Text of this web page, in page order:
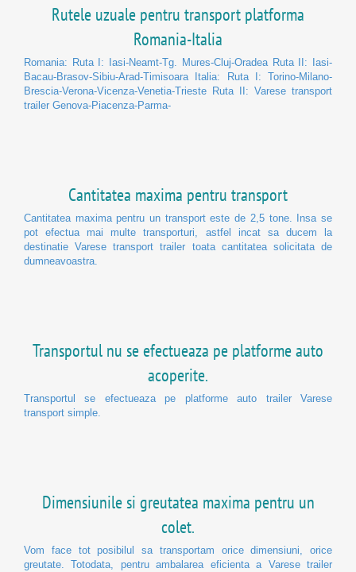
Rutele uzuale pentru transport platforma
Romania-Italia
Romania: Ruta I: Iasi-Neamt-Tg. Mures-Cluj-Oradea Ruta II: Iasi-
Bacau-Brasov-Sibiu-Arad-Timisoara Italia: Ruta I: Torino-Milano-
Brescia-Verona-Vicenza-Venetia-Trieste Ruta II: Varese transport
trailer Genova-Piacenza-Parma-
Cantitatea maxima pentru transport
Cantitatea maxima pentru un transport este de 2,5 tone. Insa se
pot efectua mai multe transporturi, astfel incat sa ducem la
destinatie Varese transport trailer toata cantitatea solicitata de
dumneavoastra.
Transportul nu se efectueaza pe platforme auto
acoperite.
Transportul se efectueaza pe platforme auto trailer Varese
transport simple.
Dimensiunile si greutatea maxima pentru un
colet.
Vom face tot posibilul sa transportam orice dimensiuni, orice
greutate. Totodata, pentru ambalarea eficienta a Varese trailer